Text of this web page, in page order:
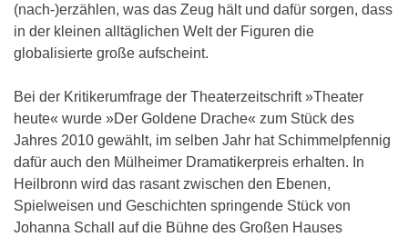
(nach-)erzählen, was das Zeug hält und dafür sorgen, dass
in der kleinen alltäglichen Welt der Figuren die
globalisierte große aufscheint.
Bei der Kritikerumfrage der Theaterzeitschrift »Theater
heute« wurde »Der Goldene Drache« zum Stück des
Jahres 2010 gewählt, im selben Jahr hat Schimmelpfennig
dafür auch den Mülheimer Dramatikerpreis erhalten. In
Heilbronn wird das rasant zwischen den Ebenen,
Spielweisen und Geschichten springende Stück von
Johanna Schall auf die Bühne des Großen Hauses